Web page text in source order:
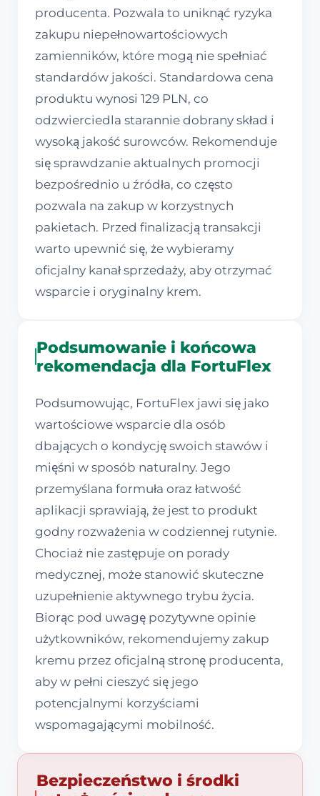
producenta. Pozwala to uniknąć ryzyka
zakupu niepełnowartościowych
zamienników, które mogą nie spełniać
standardów jakości. Standardowa cena
produktu wynosi 129 PLN, co
odzwierciedla starannie dobrany skład i
wysoką jakość surowców. Rekomenduje
się sprawdzanie aktualnych promocji
bezpośrednio u źródła, co często
pozwala na zakup w korzystnych
pakietach. Przed finalizacją transakcji
warto upewnić się, że wybieramy
oficjalny kanał sprzedaży, aby otrzymać
wsparcie i oryginalny krem.
Podsumowanie i końcowa
rekomendacja dla FortuFlex
Podsumowując, FortuFlex jawi się jako
wartościowe wsparcie dla osób
dbających o kondycję swoich stawów i
mięśni w sposób naturalny. Jego
przemyślana formuła oraz łatwość
aplikacji sprawiają, że jest to produkt
godny rozważenia w codziennej rutynie.
Chociaż nie zastępuje on porady
medycznej, może stanowić skuteczne
uzupełnienie aktywnego trybu życia.
Biorąc pod uwagę pozytywne opinie
użytkowników, rekomendujemy zakup
kremu przez oficjalną stronę producenta,
aby w pełni cieszyć się jego
potencjalnymi korzyściami
wspomagającymi mobilność.
Bezpieczeństwo i środki